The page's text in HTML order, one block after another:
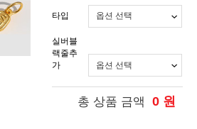
타입
실버블
랙줄추
가
총 상품 금액 0 원